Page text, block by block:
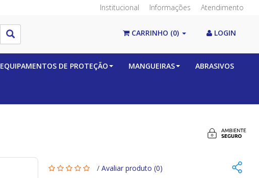
Institucional Informações Atendimento
LOGIN
CARRINHO (0)
EQUIPAMENTOS DE PROTEÇÃO MANGUEIRAS ABRASIVOS
/ Avaliar produto (0)